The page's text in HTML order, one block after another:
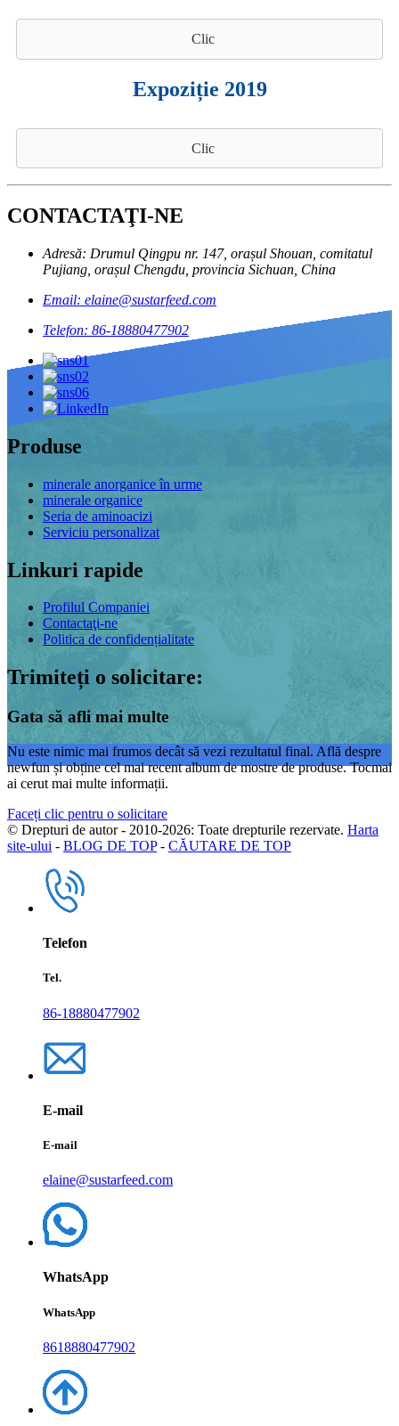
Clic
Expoziție 2019
Clic
CONTACTAŢI-NE
Adresă: Drumul Qingpu nr. 147, orașul Shouan, comitatul
Pujiang, orașul Chengdu, provincia Sichuan, China
Email: elaine@sustarfeed.com
Telefon: 86-18880477902
Produse
minerale anorganice în urme
minerale organice
Seria de aminoacizi
Serviciu personalizat
Linkuri rapide
Profilul Companiei
Contactaţi-ne
Politica de confidențialitate
Trimiteți o solicitare:
Gata să afli mai multe
Nu este nimic mai frumos decât să vezi rezultatul final. Află despre
newfun și obține cel mai recent album de mostre de produse. Tocmai
ai cerut mai multe informații.
Faceți clic pentru o solicitare
© Drepturi de autor - 2010-2026: Toate drepturile rezervate. Harta
site-ului - BLOG DE TOP- CĂUTARE DE TOP
Telefon
Tel.
86-18880477902
E-mail
E-mail
elaine@sustarfeed.com
WhatsApp
WhatsApp
8618880477902